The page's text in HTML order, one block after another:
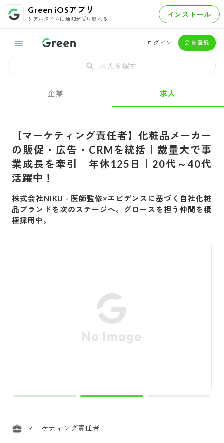
Green iOSアプリ
リアルタイムに通知が受け取れる インストール
ログイン 会員登録
求人を探す
企業 求人
【マーケティング責任者】化粧品メーカー
の販促・広告・CRMを統括｜裁量大で事
業成長を牽引｜年休125日｜20代～40代
活躍中！
株式会社NIKU - 医師監修×エビデンスに基づく自社化粧
品ブランドを次のステージへ。グロースを担う仲間を積
極採用中。
マーケティング責任者